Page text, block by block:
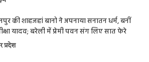
की शाहजहां बानो ने अपनाया सनातन धर्म, बनीं
यादव; बरेली में प्रेमी पवन संग लिए सात फेरे
प्रदेश